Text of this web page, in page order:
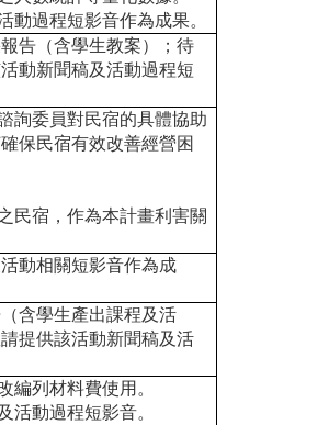
動過程短影音作為成果。
告（含學生教案）；待
動新聞稿及活動過程短
詢委員對民宿的具體協助
保民宿有效改善經營困
民宿，作為本計畫利害關
動相關短影音作為成
含學生產出課程及活
提供該活動新聞稿及活
編列材料費使用。
活動過程短影音。